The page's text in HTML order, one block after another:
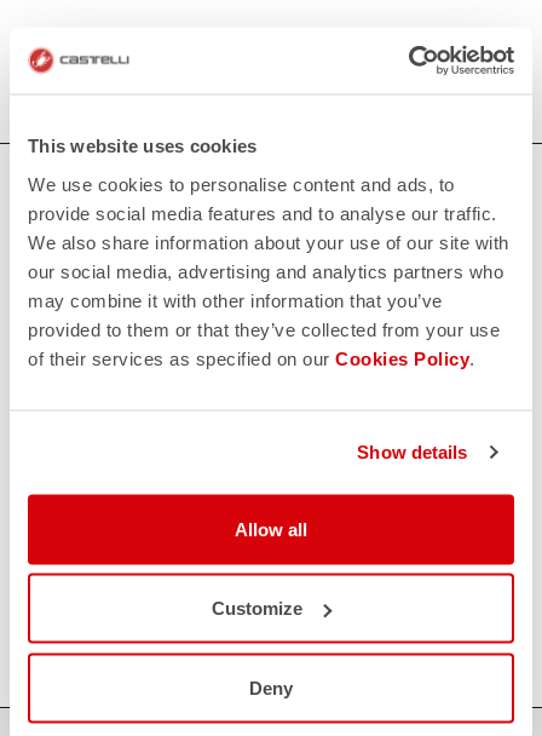
This website uses cookies
We use cookies to personalise content and ads, to
provide social media features and to analyse our traffic.
We also share information about your use of our site with
our social media, advertising and analytics partners who
may combine it with other information that you’ve
provided to them or that they’ve collected from your use
of their services as specified on our Cookies Policy.
Show details
Allow all
Customize
Deny
Diese Kollektion ist eine großartige Möglichkeit den KickAss
Spirit nach außen zu tragen.
BRAUCHEN SIE HILFE?
Wenn Sie Zweifel haben oder Unterstützung brauchen, keine
Sorge,wir sind für Sie da!
KONTAKT
RÜCKSENDUNGEN UND ERSTATTUNGEN
Rückgabe der Bestellung garantiert
Entdecken Sie die Rückgabebedingungen
quiz
FAQ
Kein Problem, wir haben alle Antworten!
Klicken Sie hier.